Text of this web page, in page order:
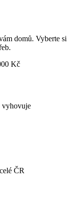
domů. Vyberte si
Kč
vyhovuje
ČR